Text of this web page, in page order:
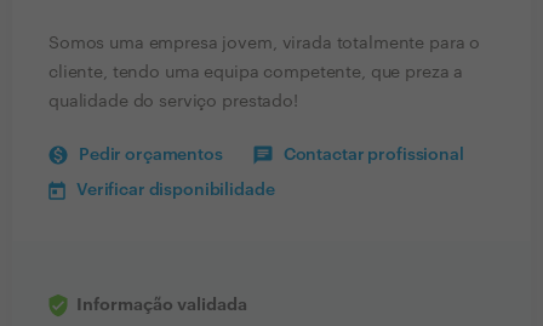
Somos uma empresa jovem, virada totalmente para o
cliente, tendo uma equipa competente, que preza a
qualidade do serviço prestado!
Pedir orçamentos Contactar profissional
Verificar disponibilidade
Informação validada